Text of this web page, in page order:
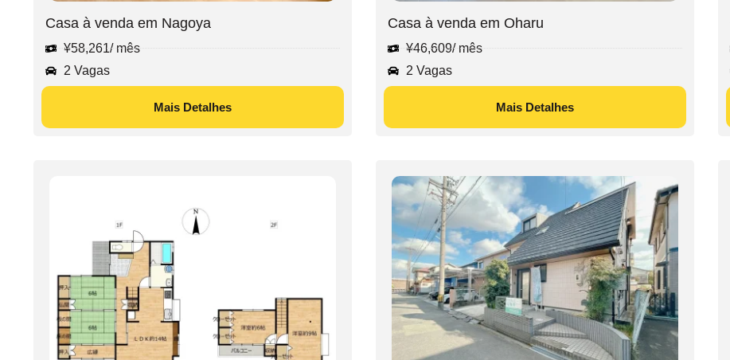
Casa à venda em Nagoya
¥58,261/ mês
2 Vagas
Mais Detalhes
Casa à venda em Oharu
¥46,609/ mês
2 Vagas
Mais Detalhes